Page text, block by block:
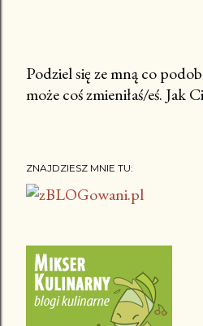
P
ś
l
j
m
Podziel się ze mną co
może coś zmieniłaś/eś. Jak
ZNAJDZIESZ MNIE TU: